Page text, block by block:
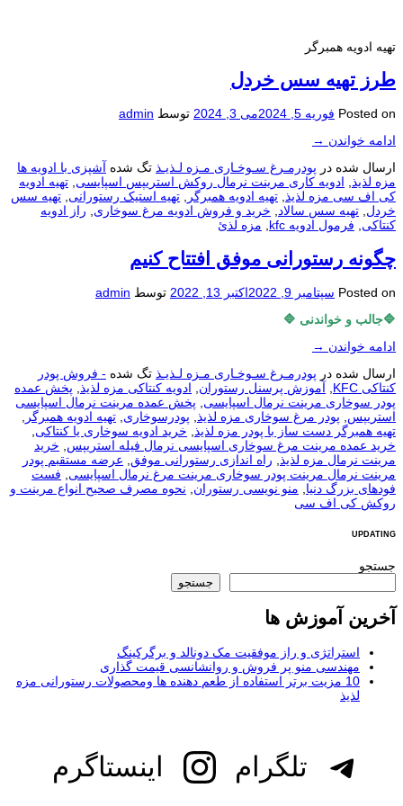
تهیه ادویه همبرگر
طرز تهیه سس خردل
Posted on فوریه 5, 2024 می 3, 2024 توسط admin
ادامه خواندن →
ارسال شده در پودرمـرغ سـوخـاری مـزه لـذیـذ تگ شده آشپزی با ادویه ها
مزه لذیذ, ادویه کاری مرینت نرمال روکش استریپس اسپایسی, تهیه ادویه
کی اف سی مزه لذیذ, تهیه ادویه همبرگر , تهیه استیک رستورانی, تهیه سس
خردل, تهیه سس سالاد, خرید و فروش ادویه مرغ سوخاری, راز ادویه
کنتاکی, فرمول ادویه kfc , مزه لذئ
چگونه رستورانی موفق افتتاح کنیم
Posted on سپتامبر 9, 2022 اکتبر 13, 2022 توسط admin
🔷جالب و خواندنی 🔷
ادامه خواندن →
ارسال شده در پودرمـرغ سـوخـاری مـزه لـذیـذ تگ شده - فروش پودر
کنتاکی KFC
آموزش پرسنل رستوران ادویه کنتاکی مزه لذیذ
پخش عمده
پودر سوخاری مرینت نرمال اسپایسی
پخش عمده مرینت نرمال اسپایسی
استریپس
پودر مرغ سوخاری مزه لذیذ پودرسوخاری تهیه ادویه همبرگر
تهیه همبرگر دست ساز با پودر مزه لذیذ
خرید ادویه سوخاری یا کنتاکی
خرید عمده مرینت مرغ سوخاری اسپایسی نرمال فیله استریپس
خرید
مرینت نرمال مزه لذیذ
راه اندازی رستورانی موفق
عرضه مستقبم پودر
مرینت نرمال مرینت پودر سوخاری مرینت مرغ نرمال اسپایسی
فست
فودهای بزرگ دنیا
منو نويسی رستوران
نحوه مصرف صحیح انواع مرینت و
روکش کی اف سی
UPDATING
جستجو
جستجو
آخرین آموزش ها
استراتژی و راز موفقیت مک دونالد و برگرکینگ
مهندسی منو پر فروش و روانشانسی قیمت گذاری
10 مزیت برتر استفاده از طعم دهنده ها ومحصولات رستورانی مزه
لذیذ
تلگرام اینستاگرم